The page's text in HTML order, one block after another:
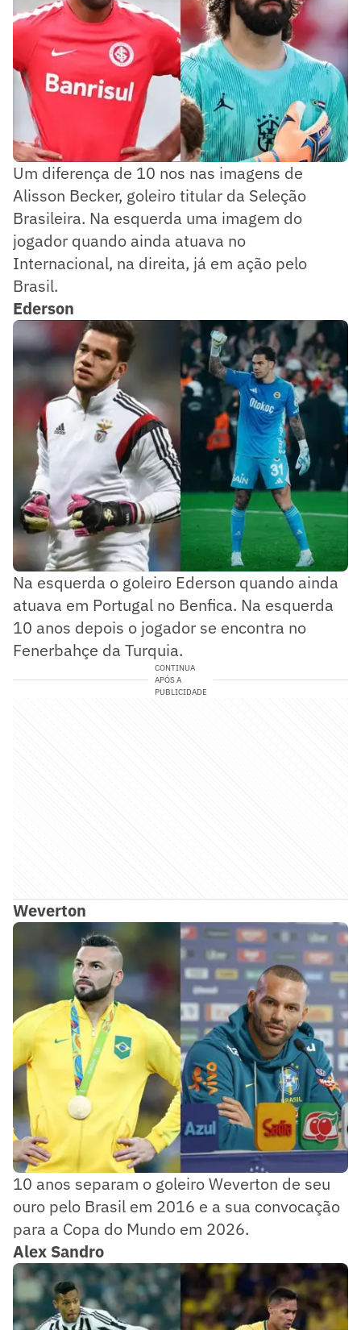
Um diferença de 10 nos nas imagens de
Alisson Becker, goleiro titular da Seleção
Brasileira. Na esquerda uma imagem do
jogador quando ainda atuava no
Internacional, na direita, já em ação pelo
Brasil.
Ederson
Na esquerda o goleiro Ederson quando ainda
atuava em Portugal no Benfica. Na esquerda
10 anos depois o jogador se encontra no
Fenerbahçe da Turquia.
CONTINUA
APÓS A
PUBLICIDADE
Weverton
10 anos separam o goleiro Weverton de seu
ouro pelo Brasil em 2016 e a sua convocação
para a Copa do Mundo em 2026.
Alex Sandro